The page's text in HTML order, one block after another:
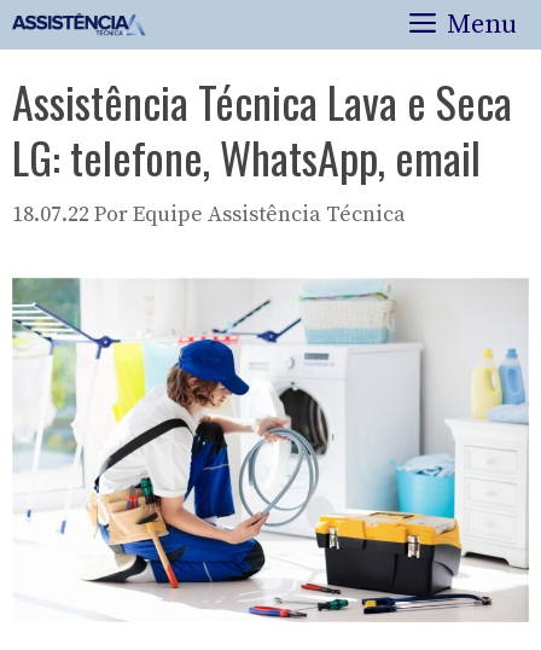
Pular
para
conteúdo
Menu
Assistência Técnica Lava e Seca
LG: telefone, WhatsApp, email
18.07.22 PorEquipe Assistência Técnica